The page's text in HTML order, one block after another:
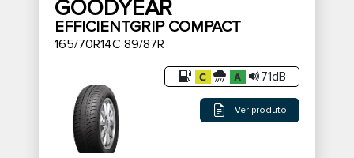
GOODYEAR
EFFICIENTGRIP COMPACT
165/70R14C 89/87R
71dB
Ver produto